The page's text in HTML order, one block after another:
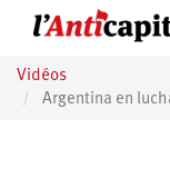
principal
Vidéos
Argentina en